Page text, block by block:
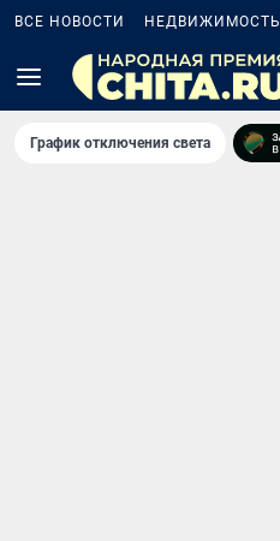
ВСЕ НОВОСТИ НЕДВИЖИМОСТЬ
График отключения света